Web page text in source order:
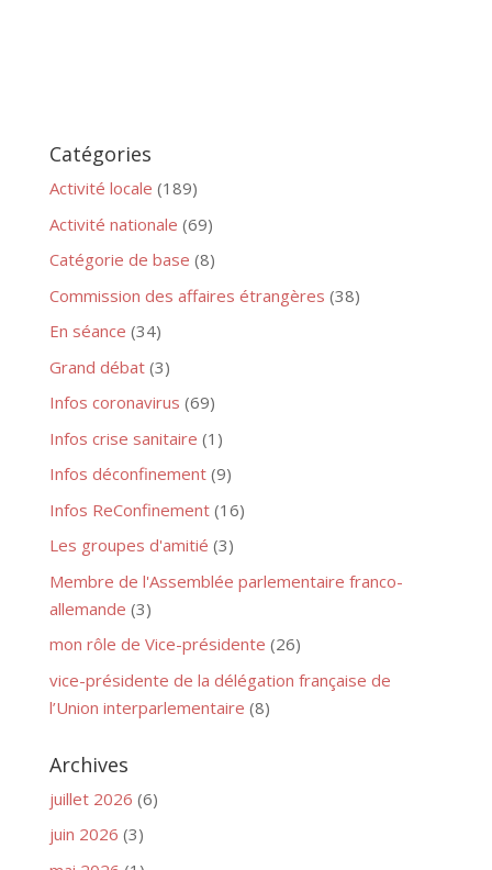
Catégories
Activité locale (189)
Activité nationale (69)
Catégorie de base (8)
Commission des affaires étrangères (38)
En séance (34)
Grand débat(3)
Infos coronavirus (69)
Infos crise sanitaire (1)
Infos déconfinement(9)
Infos ReConfinement(16)
Les groupes d'amitié (3)
Membre de l'Assemblée parlementaire franco-
allemande (3)
mon rôle de Vice-présidente (26)
vice-présidente de la délégation française de
l’Union interparlementaire (8)
Archives
juillet 2026 (6)
juin 2026 (3)